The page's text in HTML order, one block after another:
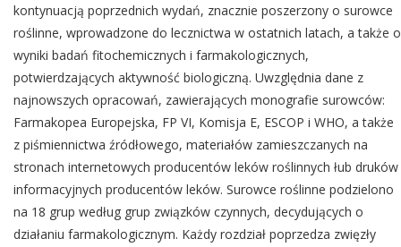
kontynuacją poprzednich wydań, znacznie poszerzony o surowce
roślinne, wprowadzone do lecznictwa w ostatnich latach, a także o
wyniki badań fitochemicznych i farmakologicznych,
potwierdzających aktywność biologiczną. Uwzględnia dane z
najnowszych opracowań, zawierających monografie surowców:
Farmakopea Europejska, FP VI, Komisja E, ESCOP i WHO, a także
z piśmiennictwa źródłowego, materiałów zamieszczanych na
stronach internetowych producentów leków roślinnych łub druków
informacyjnych producentów leków. Surowce roślinne podzielono
na 18 grup według grup związków czynnych, decydujących o
działaniu farmakologicznym. Każdy rozdział poprzedza zwięzły